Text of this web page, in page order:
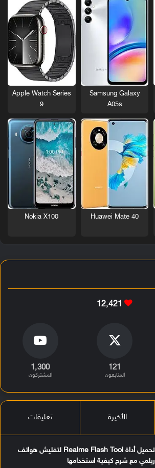
Samsung Galaxy
A05s
Apple Watch Series
9
Huawei Mate 40
Nokia X100
12٬421
121
المتابعون
1٬300
المشتركون
الأخيرة تعليقات
تحميل أداة Realme Flash Tool لتفليش هواتف
ريلمي مع شرح كيفية استخدامها